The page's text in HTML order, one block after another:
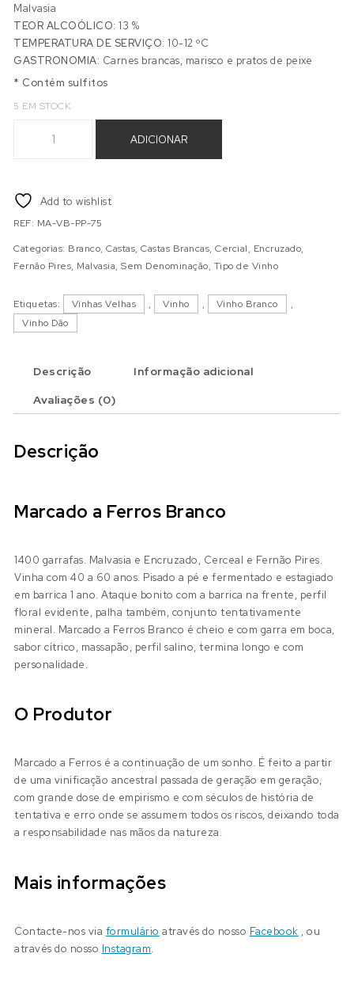
Malvasia
TEOR ALCOÓLICO:13 %
TEMPERATURA DE SERVIÇO: 10-12 ºC
GASTRONOMIA: Carnes brancas, marisco e pratos de peixe
* Contém sulfitos
5 EM STOCK
ADICIONAR
Add to wishlist
REF: MA-VB-PP-75
Categorias: Branco,Castas,Castas Brancas,Cercial, Encruzado,
Fernão Pires, Malvasia,Sem Denominação, Tipo de Vinho
Etiquetas: Vinhas Velhas , Vinho , Vinho Branco
,
Vinho Dão
Descrição
Informação adicional
Avaliações (0)
Descrição
Marcado a Ferros Branco
1400 garrafas. Malvasia e Encruzado, Cerceal e Fernão Pires.
Vinha com 40 a 60 anos. Pisado a pé e fermentado e estagiado
em barrica 1 ano. Ataque bonito com a barrica na frente, perfil
floral evidente, palha também, conjunto tentativamente
mineral. Marcado a Ferros Branco é cheio e com garra em boca,
sabor cítrico, massapão, perfil salino, termina longo e com
personalidade.
O Produtor
Marcado a Ferros é a continuação de um sonho. É feito a partir
de uma vinificação ancestral passada de geração em geração,
com grande dose de empirismo e com séculos de história de
tentativa e erro onde se assumem todos os riscos, deixando toda
a responsabilidade nas mãos da natureza.
Mais informações
Contacte-nos via formulário através do nosso Facebook , ou
através do nosso Instagram.